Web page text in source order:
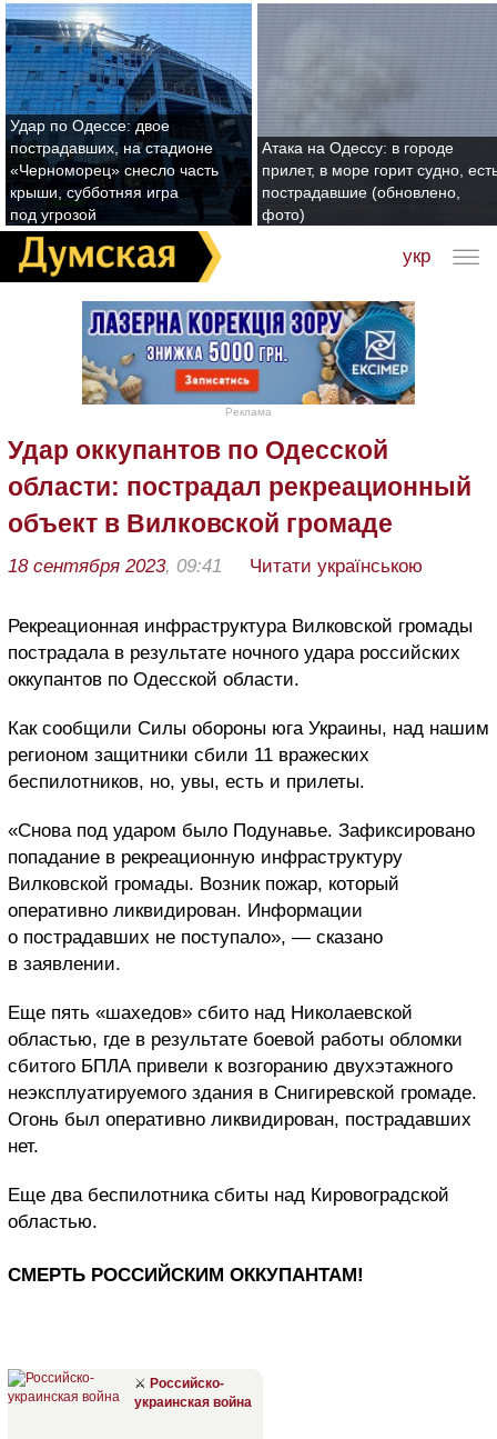
Удар по Одессе: двое
пострадавших, на стадионе
«Черноморец» снесло часть
крыши, субботняя игра
под угрозой
Атака на Одессу: в городе
прилет, в море горит судно,
пострадавшие (обновлено,
фото)
укр
Реклама
Удар оккупантов по Одесской
области: пострадал рекреационный
объект в Вилковской громаде
18 сентября 2023, 09:41 Читати українською
Рекреационная инфраструктура Вилковской громады
пострадала в результате ночного удара российских
оккупантов по Одесской области.
Как сообщили Силы обороны юга Украины, над нашим
регионом защитники сбили 11 вражеских
беспилотников, но, увы, есть и прилеты.
«Снова под ударом было Подунавье. Зафиксировано
попадание в рекреационную инфраструктуру
Вилковской громады. Возник пожар, который
оперативно ликвидирован. Информации
о пострадавших не поступало», — сказано
в заявлении.
Еще пять «шахедов» сбито над Николаевской
областью, где в результате боевой работы обломки
сбитого БПЛА привели к возгоранию двухэтажного
неэксплуатируемого здания в Снигиревской громаде.
Огонь был оперативно ликвидирован, пострадавших
нет.
Еще два беспилотника сбиты над Кировоградской
областью.
СМЕРТЬ РОССИЙСКИМ ОККУПАНТАМ!
⚔ Российско-
украинская война